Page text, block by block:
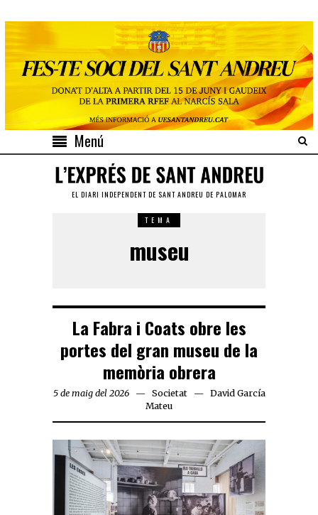
Menú
EL DIARI INDEPENDENT DE SANT ANDREU DE PALOMAR
TEMA
museu
La Fabra i Coats obre les
portes del gran museu de la
memòria obrera
5 de maig del 2026 Societat
David García
Mateu